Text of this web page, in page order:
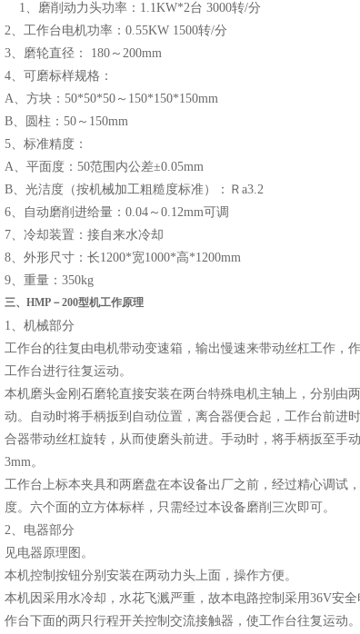
1、磨削动力头功率：1.1KW*2台 3000转/分
2、工作台电机功率：0.55KW 1500转/分
3、磨轮直径： 180～200mm
4、可磨标样规格：
A、方块：50*50*50～150*150*150mm
B、圆柱：50～150mm
5、标准精度：
A、平面度：50范围内公差±0.05mm
B、光洁度（按机械加工粗糙度标准）：Ｒa3.2
6、自动磨削进给量：0.04～0.12mm可调
7、冷却装置：接自来水冷却
8、外形尺寸：长1200*宽1000*高*1200mm
9、重量：350kg
三、 HMP －200型机工作原理
1、机械部分
工作台的往复由电机带动变速箱，输出慢速来带动丝杠工作，
工作台进行往复运动。
本机磨头金刚石磨轮直接安装在两台特殊电机主轴上，分别由
动。自动时将手柄扳到自动位置，离合器便合起，工作台前进
合器带动丝杠旋转，从而使磨头前进。手动时，将手柄扳至手
3mm。
工作台上标本夹具和两磨盘在本设备出厂之前，经过精心调试
度。六个面的立方体标样，只需经过本设备磨削三次即可。
2、电器部分
见电器原理图。
本机控制按钮分别安装在两动力头上面，操作方便。
本机因采用水冷却，水花飞溅严重，故本电路控制采用36V安
作台下面的两只行程开关控制交流接触器，使工作台往复运动